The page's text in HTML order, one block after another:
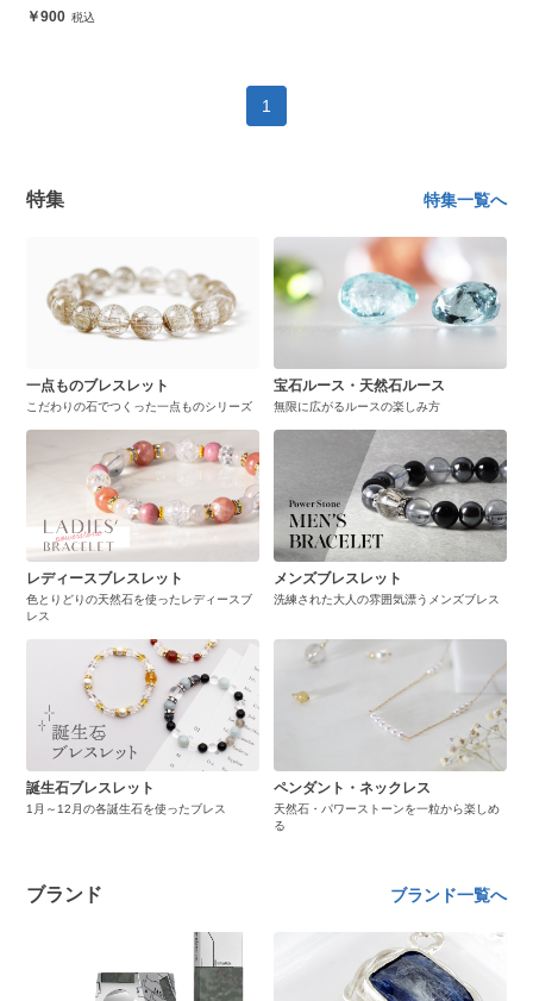
900
1
特集 特集一覧へ
一点ものブレスレット
こだわりの石でつくった一点ものシリーズ
宝石ルース・天然石ルース
無限に広がるルースの楽しみ方
レディースブレスレット
色とりどりの天然石を使ったレディースブ
レス
メンズブレスレット
洗練された大人の雰囲気漂うメンズブレス
誕生石ブレスレット
1月～12月の各誕生石を使ったブレス
ペンダント・ネックレス
天然石・パワーストーンを一粒から楽しめ
る
ブランド ブランド一覧へ